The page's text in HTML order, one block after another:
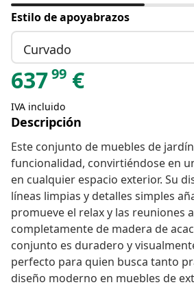
Estilo de apoyabrazos
Curvado
63799 €
IVA incluido
Descripción
Este conjunto de muebles de
funcionalidad, convirtiéndose en
en cualquier espacio exterior. Su
líneas limpias y detalles simples
promueve el relax y las reuniones
completamente de madera de
conjunto es duradero y
perfecto para quien busca tanto
diseño moderno en muebles de